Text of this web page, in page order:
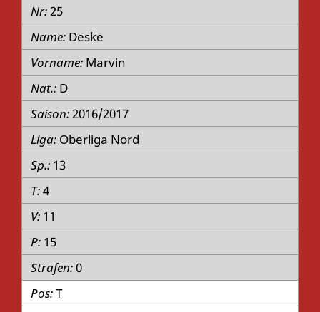
25
Deske
Marvin
D
2016/2017
Oberliga Nord
13
4
11
15
0
T